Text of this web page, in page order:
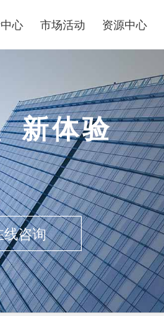
心 市场活动 资源中心
新体验
线咨询